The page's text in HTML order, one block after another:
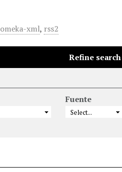
omeka-xml, rss2
Refine search
Fuente